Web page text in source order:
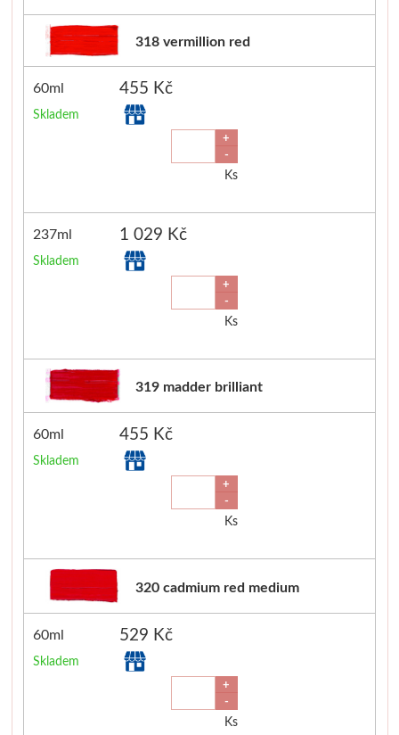
318 vermillion red
60ml 455 Kč
Skladem
+
-
Ks
237ml 1 029 Kč
Skladem
+
-
Ks
319 madder brilliant
60ml 455 Kč
Skladem
+
-
Ks
320 cadmium red medium
60ml 529 Kč
Skladem
+
-
Ks